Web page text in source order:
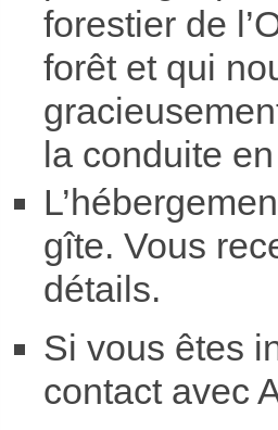
forestier de
forêt et qui
la conduite
gîte. Vous
détails.
Si vous êtes
contact avec